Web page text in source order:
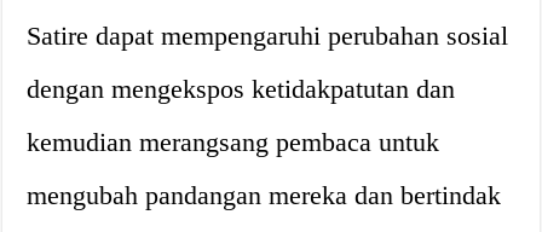
Satire dapat mempengaruhi perubahan sosial
dengan mengekspos ketidakpatutan dan
kemudian merangsang pembaca untuk
mengubah pandangan mereka dan bertindak